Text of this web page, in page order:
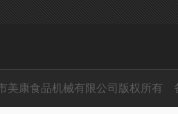
美康食品机械有限公司版权所有